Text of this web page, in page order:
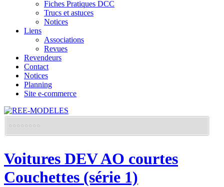
Fiches Pratiques DCC
Trucs et astuces
Notices
Liens
Associations
Revues
Revendeurs
Contact
Notices
Planning
Site e-commerce
Voitures DEV AO courtes
Couchettes (série 1)